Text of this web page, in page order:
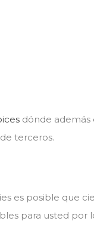
dónde
terceros.
es posible que
para usted